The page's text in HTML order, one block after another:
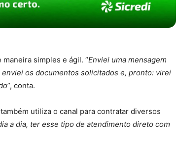
simples e ágil. “Enviei uma mensagem
os documentos solicitados e, pronto: virei
”, conta.
utiliza o canal para contratar diversos
a dia, ter esse tipo de atendimento direto com